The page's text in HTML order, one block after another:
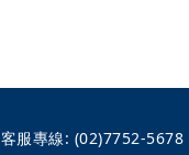
客服專線: (02)7752-5678